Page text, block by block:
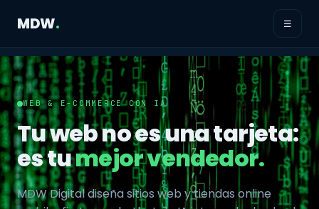
MDW. ☰
WEB & E-COMMERCE CON IA
Tu web no es una tarjeta:
es tumejor vendedor.
MDW Digital diseña sitios web y tiendas online